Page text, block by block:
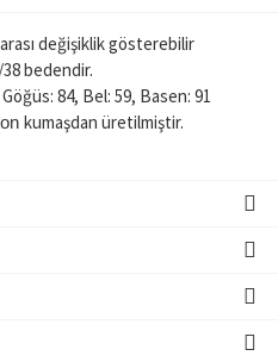
değişiklik gösterebilir
bedendir.
84, Bel: 59, Basen: 91
kumaşdan üretilmiştir.